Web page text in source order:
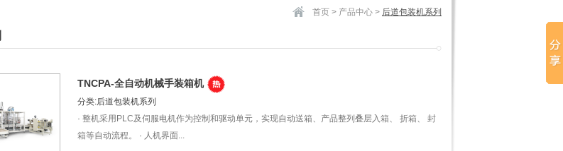
首页 > 产品中心 > 后道包装机系列
TNCPA-全自动机械手装箱机
分类:后道包装机系列
· 整机采用PLC及伺服电机作为控制和驱动单元，实现自动送箱、产品整列叠层入箱、 折箱、 封
箱等自动流程。 · 人机界面...